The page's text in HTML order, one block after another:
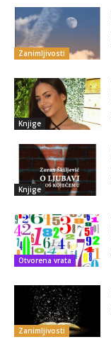
Zanimljivosti
Knjige
Knjige
Otvorena vrata
Zanimljivosti